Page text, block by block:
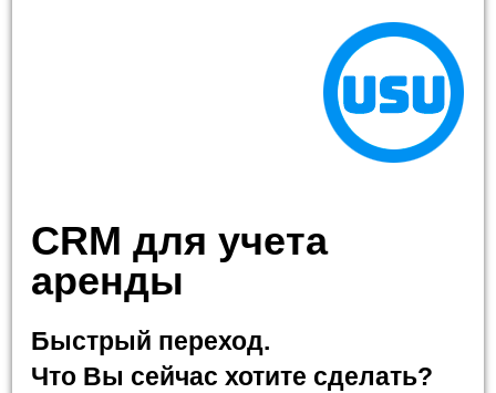
CRM для учета
аренды
Быстрый переход.
Что Вы сейчас хотите сделать?